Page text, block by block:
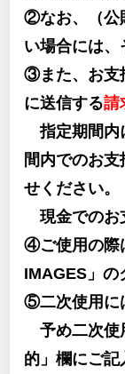
②なお、（公
い場合には、
③また、お支
に送信する請
指定期間内
間内でのお
せください。
現金でのお
④ご使用の際
IMAGES」の
⑤二次使用に
予め二次使
的」欄にご記